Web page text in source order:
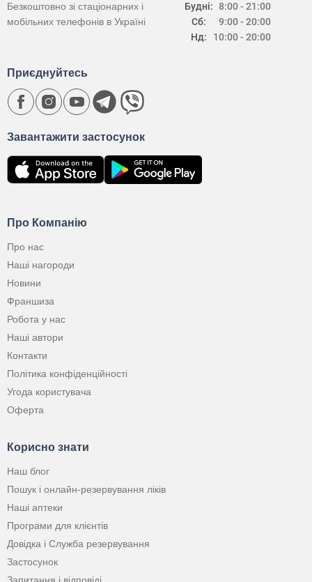
Будні:
Сб:
Нд:
8:00 - 21:00
9:00 - 20:00
10:00 - 20:00
Безкоштовно зі стаціонарних і
мобільних телефонів в Україні
Про Компанію
Про нас
Наші нагороди
Новини
Франшиза
Робота у нас
Наші автори
Контакти
Політика конфіденційності
Угода користувача
Оферта
Корисно знати
Наш блог
Пошук і онлайн-резервування ліків
Наші аптеки
Програми для клієнтів
Довідка і Служба резервування
Застосунок
Завантажити застосунок
Приєднуйтесь